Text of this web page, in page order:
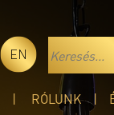
EN
RÓLUNK